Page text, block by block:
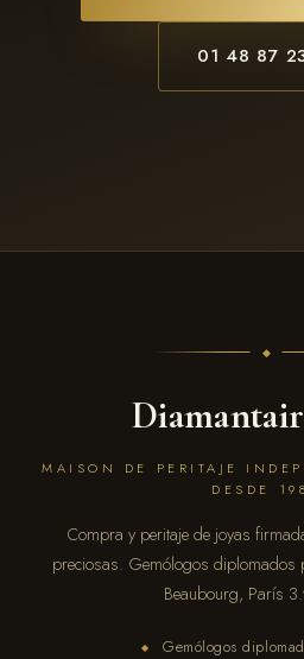
01 48 87
MAISON DE PERITAJE
DESDE
Compra y peritaje de joyas
preciosas. Gemólogos diplomados
Beaubourg, París
◆ Gemólogos